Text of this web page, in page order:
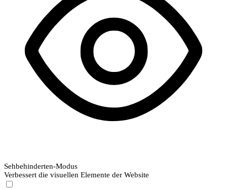
Sehbehinderten-Modus
Verbessert die visuellen Elemente der Website